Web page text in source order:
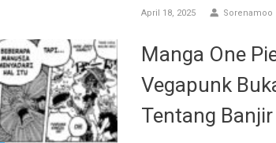
April 18, 2025 Sorenamoo
Manga One
Vegapunk
Tentang Banjir